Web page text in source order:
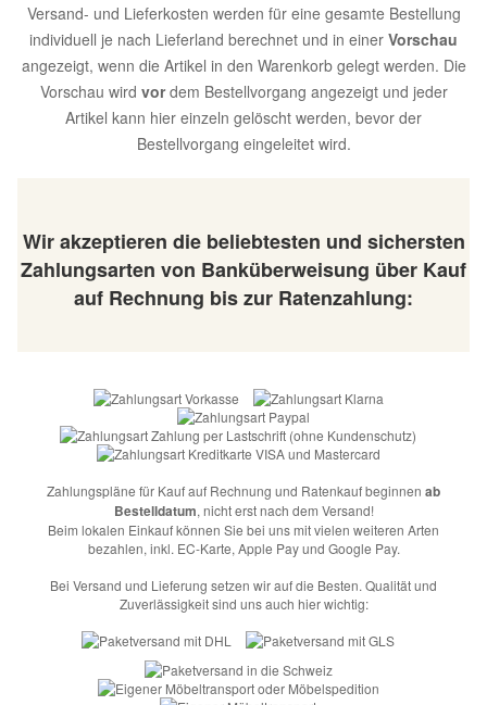
Versand- und Lieferkosten werden für eine gesamte Bestellung
individuell je nach Lieferland berechnet und in einer Vorschau
angezeigt, wenn die Artikel in den Warenkorb gelegt werden. Die
Vorschau wird vordem Bestellvorgang angezeigt und jeder
Artikel kann hier einzeln gelöscht werden, bevor der
Bestellvorgang eingeleitet wird.
Wir akzeptieren die beliebtesten und sichersten
Zahlungsarten von Banküberweisung über Kauf
auf Rechnung bis zur Ratenzahlung:
Zahlungspläne für Kauf auf Rechnung und Ratenkauf beginnen ab
Bestelldatum, nicht erst nach dem Versand!
Beim lokalen Einkauf können Sie bei uns mit vielen weiteren Arten
bezahlen, inkl. EC-Karte, Apple Pay und Google Pay.
Bei Versand und Lieferung setzen wir auf die Besten. Qualität und
Zuverlässigkeit sind uns auch hier wichtig: